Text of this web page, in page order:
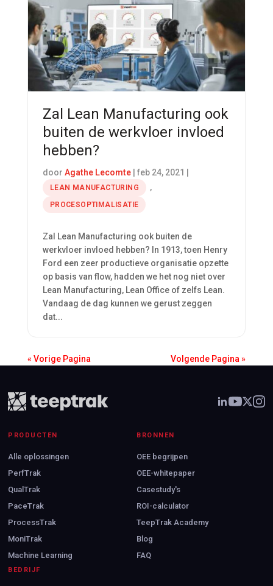
Zal Lean Manufacturing ook
buiten de werkvloer invloed
hebben?
door Agathe Lecomte| feb 24, 2021
LEAN MANUFACTURING ,
PROCESOPTIMALISATIE
Zal Lean Manufacturing ook buiten de
werkvloer invloed hebben? In 1913, toen Henry
Ford een zeer productieve organisatie opzette
op basis van flow, hadden we het nog niet over
Lean Manufacturing, Lean Office of zelfs Lean.
Vandaag de dag kunnen we gerust zeggen
dat...
« Vorige Pagina Volgende Pagina »
PRODUCTEN
Alle oplossingen
PerfTrak
QualTrak
PaceTrak
ProcessTrak
MoniTrak
Machine Learning
BRONNEN
OEE begrijpen
OEE-whitepaper
Casestudy's
ROI-calculator
TeepTrak Academy
Blog
FAQ
BEDRIJF